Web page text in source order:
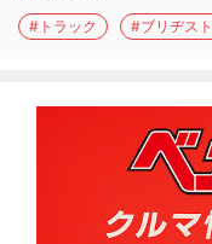
#トラック #ブリヂス